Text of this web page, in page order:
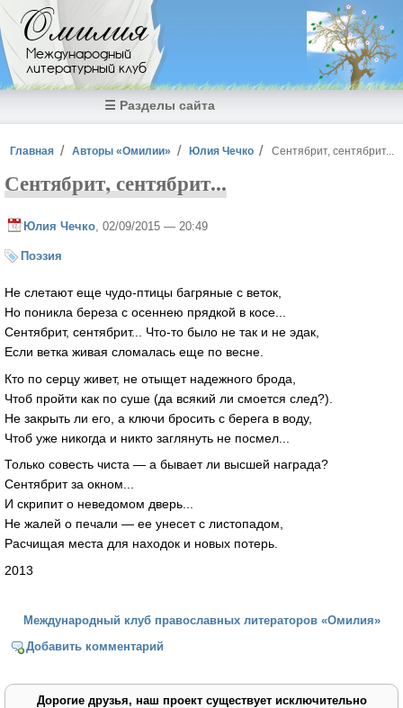
Перейти к основному содержанию
Омилия
Международный
литературный клуб
☰ Разделы сайта
Вы здесь
Главная Авторы «Омилии» Юлия Чечко Сентябрит, сентябрит...
Сентябрит, сентябрит...
Юлия Чечко , 02/09/2015 — 20:49
Поэзия
Не слетают еще чудо-птицы багряные с веток,
Но поникла береза с осеннею прядкой в косе...
Сентябрит, сентябрит... Что-то было не так и не эдак,
Если ветка живая сломалась еще по весне.
Кто по серцу живет, не отыщет надежного брода,
Чтоб пройти как по суше (да всякий ли смоется след?).
Не закрыть ли его, а ключи бросить с берега в воду,
Чтоб уже никогда и никто заглянуть не посмел...
Только совесть чиста — а бывает ли высшей награда?
Сентябрит за окном...
И скрипит о неведомом дверь...
Не жалей о печали — ее унесет с листопадом,
Расчищая места для находок и новых потерь.
2013
Международный клуб православных литераторов «Омилия»
Добавить комментарий
Дорогие друзья, наш проект существует исключительно